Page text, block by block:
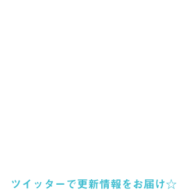
ツイッターで更新情報をお届け☆